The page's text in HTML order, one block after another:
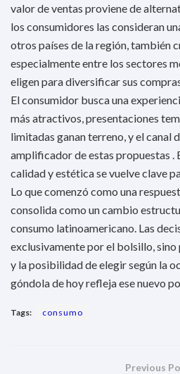
valor de ventas proviene de
los consumidores las consideran
otros países de la región, también
especialmente entre los sectores
eligen para diversificar sus compras
El consumidor busca una
más atractivos, presentaciones
limitadas ganan terreno, y el canal
amplificador de estas propuestas .
calidad y estética se vuelve clave
Lo que comenzó como una
consolida como un cambio
consumo latinoamericano. Las
exclusivamente por el bolsillo,
y la posibilidad de elegir según la
góndola de hoy refleja ese nuevo
Tags: consumo
Previous